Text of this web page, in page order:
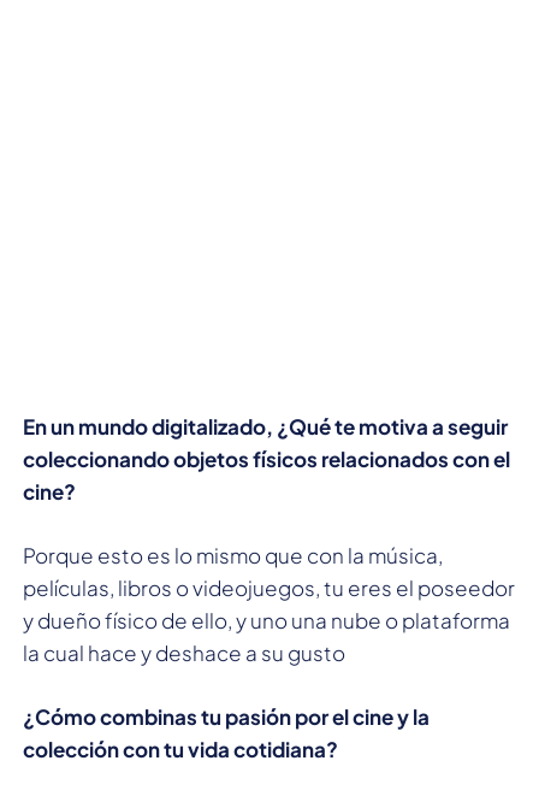
En un mundo digitalizado, ¿Qué te motiva a seguir
coleccionando objetos físicos relacionados con el
cine?
Porque esto es lo mismo que con la música,
películas, libros o videojuegos, tu eres el poseedor
y dueño físico de ello, y uno una nube o plataforma
la cual hace y deshace a su gusto
¿Cómo combinas tu pasión por el cine y la
colección con tu vida cotidiana?